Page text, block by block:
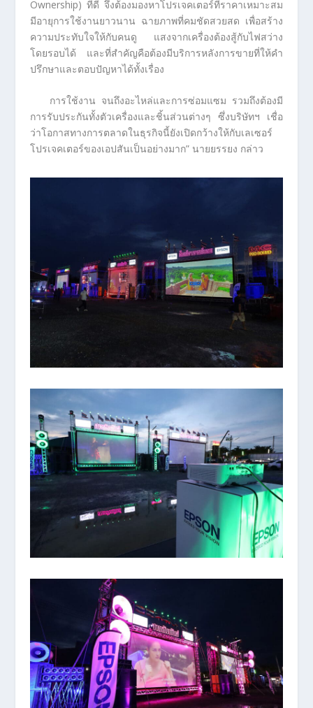
Ownership) ที่ดี จึงต้องมองหาโปรเจคเตอร์ที่ราคาเหมาะสม
มีอายุการใช้งานยาวนาน ฉายภาพที่คมชัดสวยสด เพื่อสร้าง
ความประทับใจให้กับคนดู แสงจากเครื่องต้องสู้กับไฟสว่าง
โดยรอบได้ และที่สำคัญคือต้องมีบริการหลังการขายที่ให้คำ
ปรึกษาและตอบปัญหาได้ทั้งเรื่อง
การใช้งาน จนถึงอะไหล่และการซ่อมแซม รวมถึงต้องมี
การรับประกันทั้งตัวเครื่องและชิ้นส่วนต่างๆ ซึ่งบริษัทฯ เชื่อ
ว่าโอกาสทางการตลาดในธุรกิจนี้ยังเปิดกว้างให้กับเลเซอร์
โปรเจคเตอร์ของเอปสันเป็นอย่างมาก” นายยรรยง กล่าว